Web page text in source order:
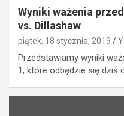
Wyniki ważenia
vs. Dillashaw
piątek, 18 stycznia, 2019
Przedstawiamy wyniki
1, które odbędzie się dziś